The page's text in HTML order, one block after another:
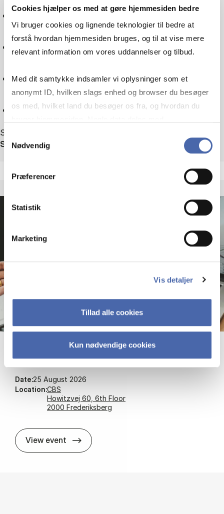
Cookies hjælper os med at gøre hjemmesiden bedre
Vi bruger cookies og lignende teknologier til bedre at
forstå hvordan hjemmesiden bruges, og til at vise mere
relevant information om vores uddannelser og tilbud.
Med dit samtykke indsamler vi oplysninger som et
anonymt ID, hvilken slags enhed og browser du besøger
os med, hvilket land du besøger os fra, og hvordan du
markedsføring. Du bestemmer selv - og kan altid trække
Samtykkevalg
Nødvendig
Præferencer
Statistik
Marketing
Vis detaljer
Tillad alle cookies
Kun nødvendige cookies
Tax law
Sociology
Technology
Reset
Showing 1 out of 1 events
Sort by
Wor­ks­hop: AI for bu­si­ness growth
Date:25 August 2026
Location:CBS
Howitzvej 60, 6th Floor
2000 Frederiksberg
View event Wor­ks­hop: AI for bu­si­ness growth